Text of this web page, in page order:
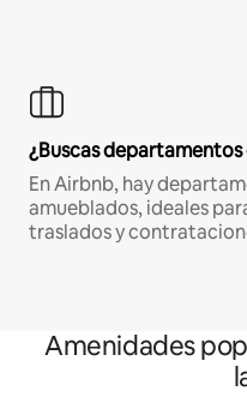
¿Buscas
En Airbnb, hay
amueblados, ideales
traslados y
Amenidades